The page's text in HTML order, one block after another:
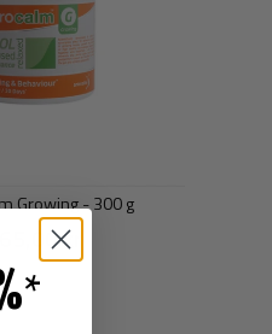
Growing - 300 g
265,00 kr
*